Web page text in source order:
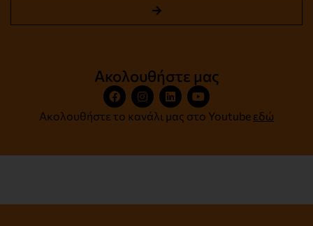
Ακολουθήστε μας
Ακολουθήστε το κανάλι μας στο Youtube εδώ